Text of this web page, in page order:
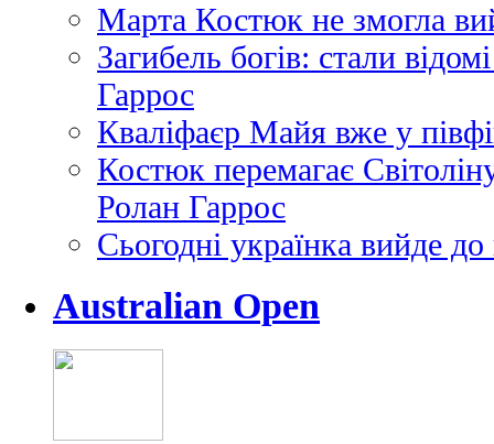
Марта Костюк не змогла
Загибель богів: стали
Гаррос
Кваліфаєр Майя вже у
Костюк перемагає
Ролан Гаррос
Сьогодні українка вийде
Australian Open